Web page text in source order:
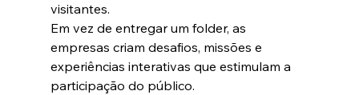
visitantes.
Em vez de entregar um folder, as
empresas criam desafios, missões e
experiências interativas que estimulam a
participação do público.